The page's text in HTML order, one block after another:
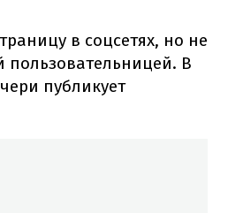
в соцсетях, но не
пользовательницей. В
публикует